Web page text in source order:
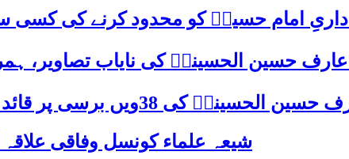
امام حسینؑ کو محدود کرنے کی
عارف حسین الحسینیؒ کی نایاب تصاویر،
قائد ملت جعفریہ پاکستان علامہ ساجد علی نقوی کا اہم پیغام
شیعہ علماء کونسل وفاقی